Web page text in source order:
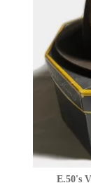
E.50's